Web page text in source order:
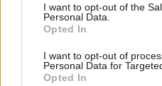
I want to opt-out of the
Personal Data.
Opted In
I want to opt-out of
Personal Data for
Opted In
αεροπορικές
μη χρήση των
διατεθεί.
EASA: Ασφαλής η